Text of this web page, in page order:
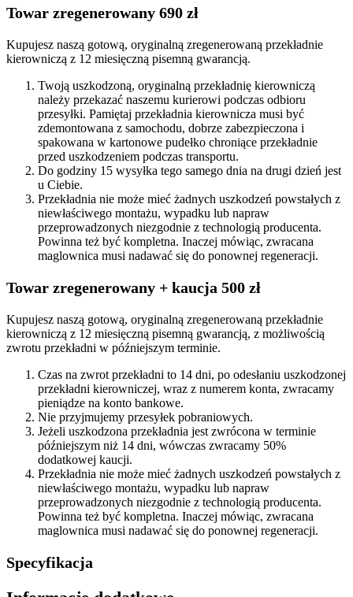
Towar zregenerowany 690 zł
Kupujesz naszą gotową, oryginalną zregenerowaną przekładnie
kierowniczą z 12 miesięczną pisemną gwarancją.
Twoją uszkodzoną, oryginalną przekładnię kierowniczą
należy przekazać naszemu kurierowi podczas odbioru
przesyłki. Pamiętaj przekładnia kierownicza musi być
zdemontowana z samochodu, dobrze zabezpieczona i
spakowana w kartonowe pudełko chroniące przekładnie
przed uszkodzeniem podczas transportu.
Do godziny 15 wysyłka tego samego dnia na drugi dzień jest
u Ciebie.
Przekładnia nie może mieć żadnych uszkodzeń powstałych z
niewłaściwego montażu, wypadku lub napraw
przeprowadzonych niezgodnie z technologią producenta.
Powinna też być kompletna. Inaczej mówiąc, zwracana
maglownica musi nadawać się do ponownej regeneracji.
Towar zregenerowany + kaucja 500 zł
Kupujesz naszą gotową, oryginalną zregenerowaną przekładnie
kierowniczą z 12 miesięczną pisemną gwarancją, z możliwością
zwrotu przekładni w późniejszym terminie.
Czas na zwrot przekładni to 14 dni, po odesłaniu uszkodzonej
przekładni kierowniczej, wraz z numerem konta, zwracamy
pieniądze na konto bankowe.
Nie przyjmujemy przesyłek pobraniowych.
Jeżeli uszkodzona przekładnia jest zwrócona w terminie
późniejszym niż 14 dni, wówczas zwracamy 50%
dodatkowej kaucji.
Przekładnia nie może mieć żadnych uszkodzeń powstałych z
niewłaściwego montażu, wypadku lub napraw
przeprowadzonych niezgodnie z technologią producenta.
Powinna też być kompletna. Inaczej mówiąc, zwracana
maglownica musi nadawać się do ponownej regeneracji.
Specyfikacja